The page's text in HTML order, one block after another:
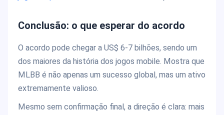
Conclusão: o que esperar do acordo
O acordo pode chegar a US$ 6-7 bilhões, sendo um
dos maiores da história dos jogos mobile. Mostra que
MLBB é não apenas um sucesso global, mas um ativo
extremamente valioso.
Mesmo sem confirmação final, a direção é clara: mais